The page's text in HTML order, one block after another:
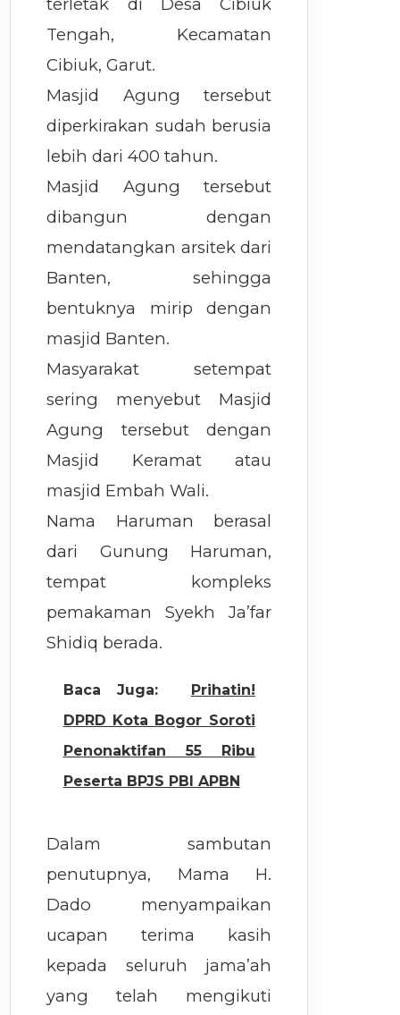
Tengah, Kecamatan
Cibiuk, Garut.
Masjid Agung tersebut
diperkirakan sudah berusia
lebih dari 400 tahun.
Masjid Agung tersebut
dibangun dengan
mendatangkan arsitek dari
Banten, sehingga
bentuknya mirip dengan
masjid Banten.
Masyarakat setempat
sering menyebut Masjid
Agung tersebut dengan
Masjid Keramat atau
masjid Embah Wali.
Nama Haruman berasal
dari Gunung Haruman,
tempat kompleks
pemakaman Syekh Ja’far
Shidiq berada.
Baca Juga:
Prihatin!
DPRD Kota Bogor Soroti
Penonaktifan 55 Ribu
Peserta BPJS PBI APBN
Dalam sambutan
penutupnya, Mama H.
Dado menyampaikan
ucapan terima kasih
kepada seluruh jama’ah
yang telah mengikuti